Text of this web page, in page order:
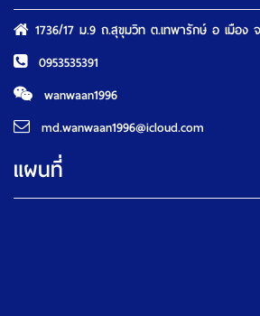
1736/17 ม.9 ถ.สุขุมวิท ต.เทพารักษ์ อ เมือง
0953535391
wanwaan1996
md.wanwaan1996@icloud.com
แผนที่